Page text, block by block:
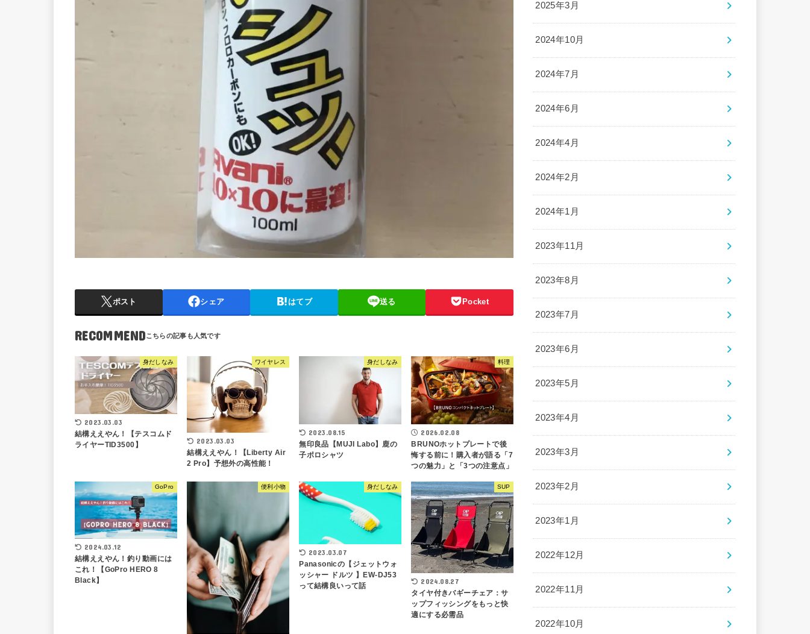
ポスト シェア はてブ 送る Pocket
RECOMMEND
身だしなみ
2023.03.03
結構ええやん！【テスコムド
ライヤーTID3500】
ワイヤレス
2023.03.03
結構ええやん！【Liberty Air
2 Pro】予想外の高性能！
身だしなみ
2023.08.15
無印良品【MUJI Labo】鹿の
子ポロシャツ
料理
2026.02.08
BRUNOホットプレートで後
悔する前に！購入者が語る「7
つの魅力」と「3つの注意点」
GoPro
2024.03.12
結構ええやん！釣り動画には
これ！【GoPro HERO 8
Black】
便利小物 身だしなみ
2023.03.07
Panasonicの【ジェットウォ
ッシャー ドルツ 】EW-DJ53
って結構良いって話
SUP
2024.08.27
タイヤ付きバギーチェア：サ
ップフィッシングをもっと快
適にする必需品
2025年3月
2024年10月
2024年7月
2024年6月
2024年4月
2024年2月
2024年1月
2023年11月
2023年8月
2023年7月
2023年6月
2023年5月
2023年4月
2023年3月
2023年2月
2023年1月
2022年12月
2022年11月
2022年10月